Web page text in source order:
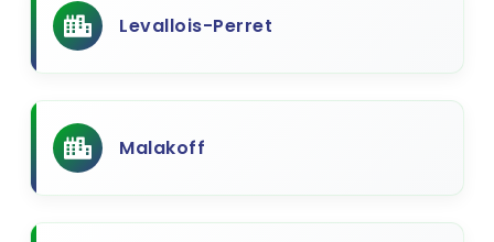
Levallois-Perret
Malakoff